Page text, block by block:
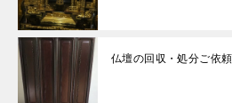
仏壇の回収・処分ご依